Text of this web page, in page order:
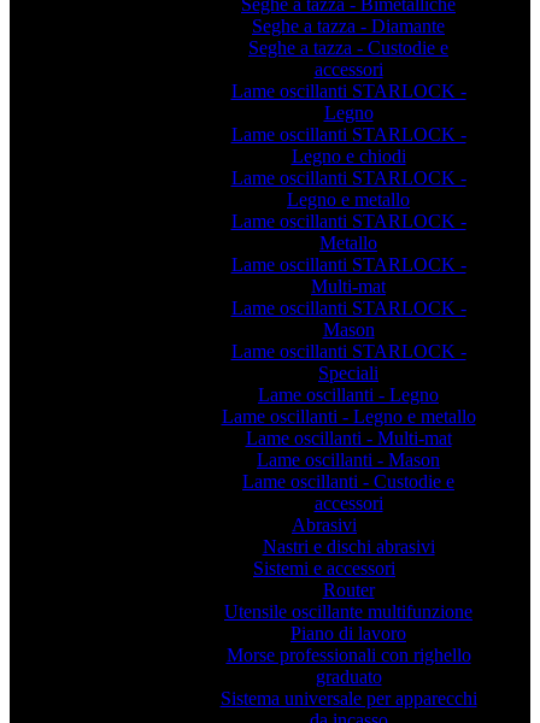
Seghe a tazza - Bimetalliche
Seghe a tazza - Diamante
Seghe a tazza - Custodie e
accessori
Lame oscillanti STARLOCK -
Legno
Lame oscillanti STARLOCK -
Legno e chiodi
Lame oscillanti STARLOCK -
Legno e metallo
Lame oscillanti STARLOCK -
Metallo
Lame oscillanti STARLOCK -
Multi-mat
Lame oscillanti STARLOCK -
Mason
Lame oscillanti STARLOCK -
Speciali
Lame oscillanti - Legno
Lame oscillanti - Legno e metallo
Lame oscillanti - Multi-mat
Lame oscillanti - Mason
Lame oscillanti - Custodie e
accessori
Abrasivi
Nastri e dischi abrasivi
Sistemi e accessori
Router
Utensile oscillante multifunzione
Piano di lavoro
Morse professionali con righello
graduato
Sistema universale per apparecchi